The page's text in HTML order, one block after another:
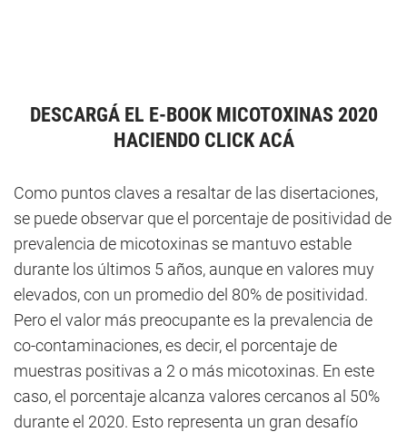
DESCARGÁ EL E-BOOK MICOTOXINAS 2020
HACIENDO CLICK ACÁ
Como puntos claves a resaltar de las disertaciones,
se puede observar que el porcentaje de positividad de
prevalencia de micotoxinas se mantuvo estable
durante los últimos 5 años, aunque en valores muy
elevados, con un promedio del 80% de positividad.
Pero el valor más preocupante es la prevalencia de
co-contaminaciones, es decir, el porcentaje de
muestras positivas a 2 o más micotoxinas. En este
caso, el porcentaje alcanza valores cercanos al 50%
durante el 2020. Esto representa un gran desafío